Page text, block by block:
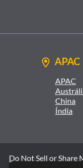
APAC
APAC
China
Índia
Do Not Sell or Share